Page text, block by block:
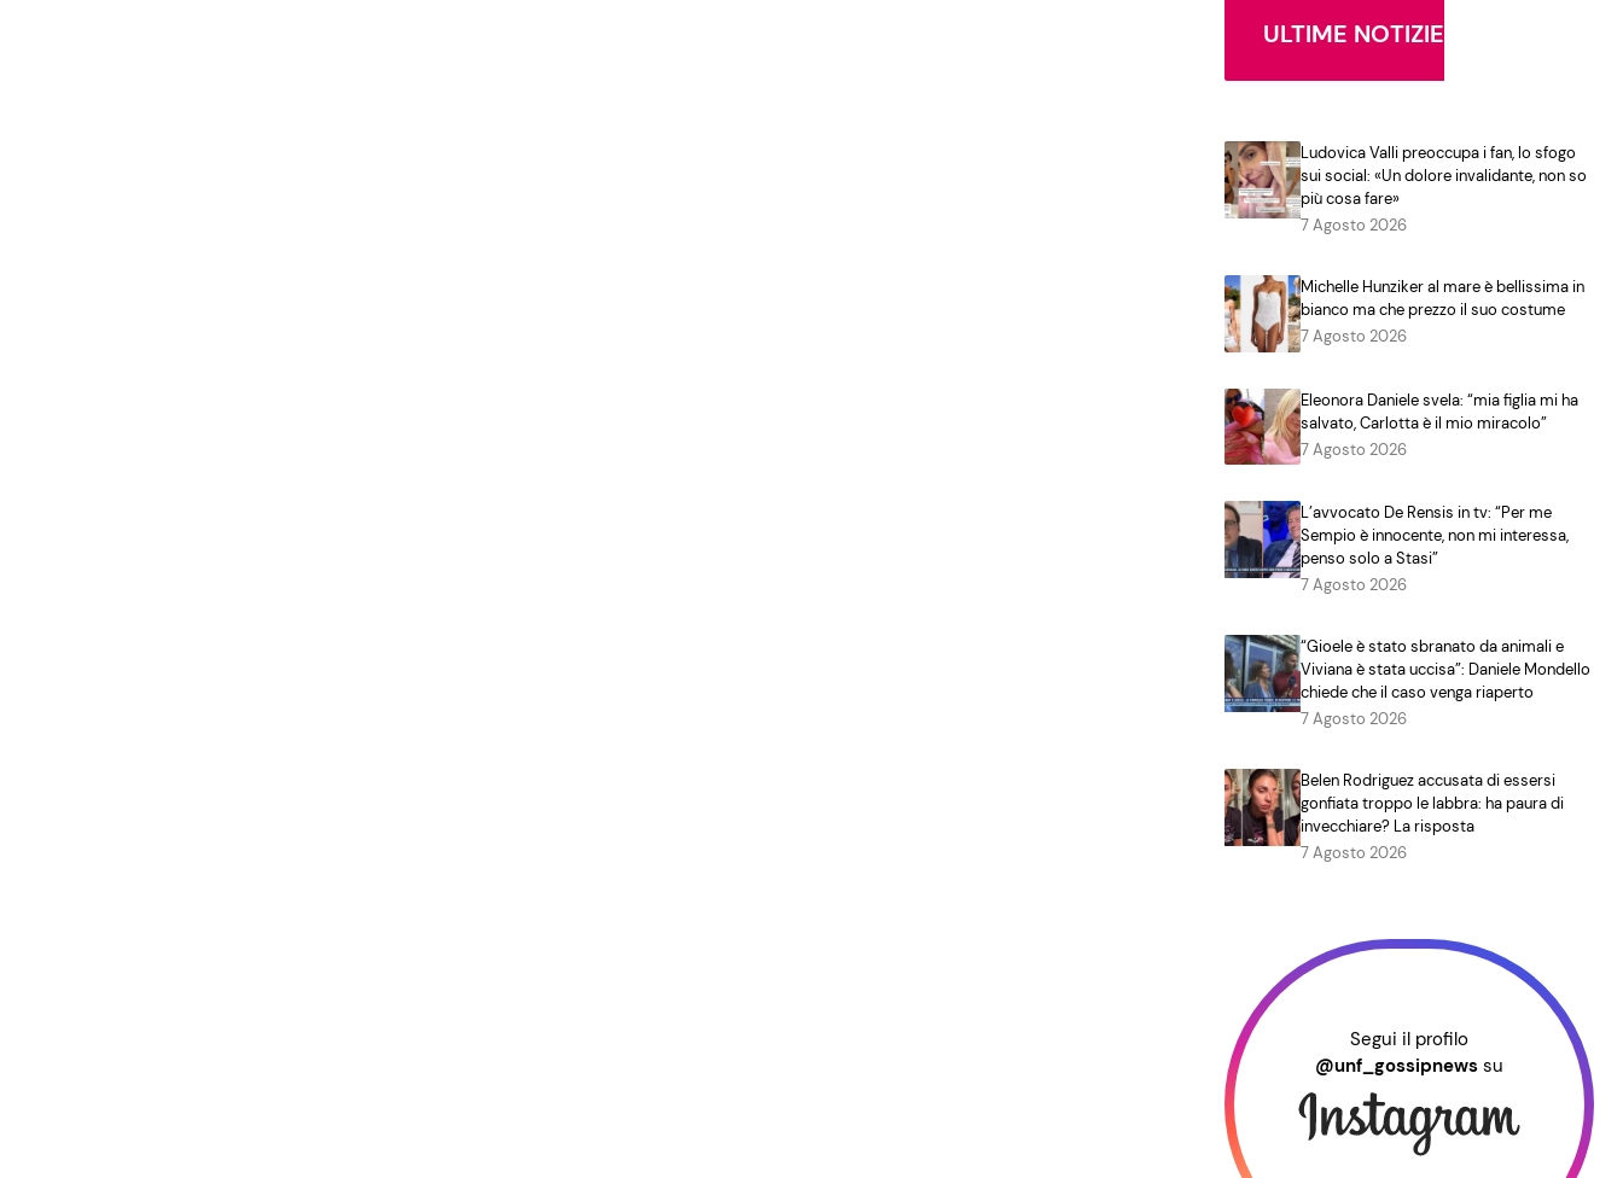
ULTIME NOTIZIE
Ludovica Valli preoccupa i fan, lo sfogo
sui social: «Un dolore invalidante, non so
più cosa fare»
7 Agosto 2026
Michelle Hunziker al mare è bellissima in
bianco ma che prezzo il suo costume
7 Agosto 2026
Eleonora Daniele svela: “mia figlia mi ha
salvato, Carlotta è il mio miracolo”
7 Agosto 2026
L’avvocato De Rensis in tv: “Per me
Sempio è innocente, non mi interessa,
penso solo a Stasi”
7 Agosto 2026
“Gioele è stato sbranato da animali e
Viviana è stata uccisa”: Daniele Mondello
chiede che il caso venga riaperto
7 Agosto 2026
Belen Rodriguez accusata di essersi
gonfiata troppo le labbra: ha paura di
invecchiare? La risposta
7 Agosto 2026
Segui il profilo
@unf_gossipnews su